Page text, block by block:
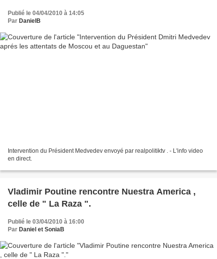
Publié le 04/04/2010 à 14:05
Par DanielB
Intervention du Président Medvedev envoyé par realpolitiktv . - L'info video
en direct.
Vladimir Poutine rencontre Nuestra America ,
celle de " La Raza ".
Publié le 03/04/2010 à 16:00
Par Daniel et SoniaB